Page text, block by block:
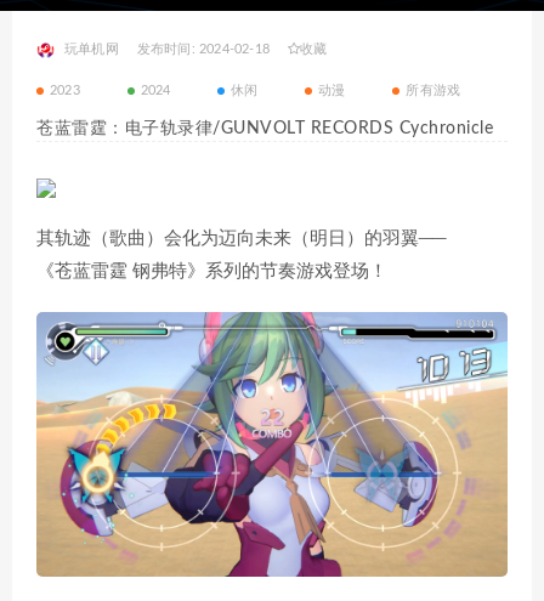
玩单机网 发布时间: 2024-02-18 收藏
2023 2024 休闲 动漫 所有游戏
苍蓝雷霆：电子轨录律/GUNVOLT RECORDS Cychronicle
其轨迹（歌曲）会化为迈向未来（明日）的羽翼──
《苍蓝雷霆 钢弗特》系列的节奏游戏登场！